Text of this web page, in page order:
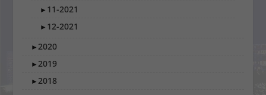
► 11-2021
► 12-2021
►2020
►2019
►2018